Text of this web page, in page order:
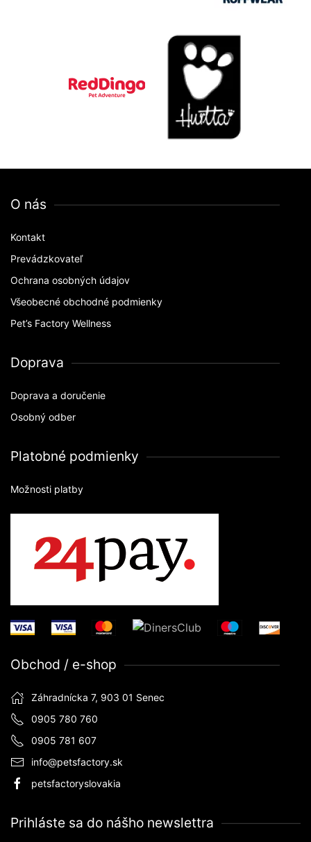
O nás
Kontakt
Prevádzkovateľ
Ochrana osobných údajov
Všeobecné obchodné podmienky
Pet’s Factory Wellness
Doprava
Doprava a doručenie
Osobný odber
Platobné podmienky
Možnosti platby
Obchod / e-shop
Záhradnícka 7, 903 01 Senec
0905 780 760
0905 781 607
info@petsfactory.sk
petsfactoryslovakia
Prihláste sa do nášho newslettra